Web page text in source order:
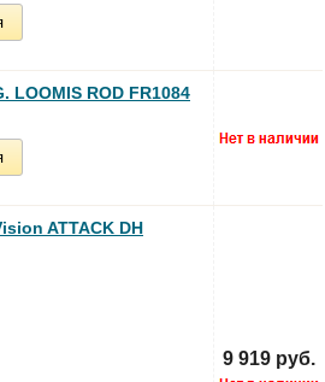
ROD FR1084
ATTACK DH
9 919 руб.